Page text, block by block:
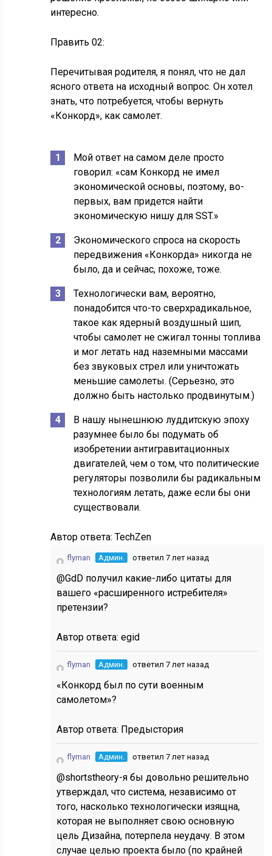
интересно.
Править 02:
Перечитывая родителя, я понял, что не дал
ясного ответа на исходный вопрос. Он хотел
знать, что потребуется, чтобы вернуть
«Конкорд», как самолет.
Мой ответ на самом деле просто
говорил: «сам Конкорд не имел
экономической основы, поэтому, во-
первых, вам придется найти
экономическую нишу для SST.»
Экономического спроса на скорость
передвижения «Конкорда» никогда не
было, да и сейчас, похоже, тоже.
Технологически вам, вероятно,
понадобится что-то сверхрадикальное,
такое как ядерный воздушный шип,
чтобы самолет не сжигал тонны топлива
и мог летать над наземными массами
без звуковых стрел или уничтожать
меньшие самолеты. (Серьезно, это
должно быть настолько продвинутым.)
В нашу нынешнюю луддитскую эпоху
разумнее было бы подумать об
изобретении антигравитационных
двигателей, чем о том, что политические
регуляторы позволили бы радикальным
технологиям летать, даже если бы они
существовали.
Автор ответа:TechZen
flyman Админ. ответил 7 лет назад
@GdD получил какие-либо цитаты для
вашего «расширенного истребителя»
претензии?
Автор ответа:egid
flyman Админ. ответил 7 лет назад
«Конкорд был по сути военным
самолетом»?
Автор ответа: Предыстория
flyman Админ. ответил 7 лет назад
@shortstheory-я бы довольно решительно
утверждал, что система, независимо от
того, насколько технологически изящна,
которая не выполняет свою основную
цель Дизайна, потерпела неудачу. В этом
случае целью проекта было (по крайней